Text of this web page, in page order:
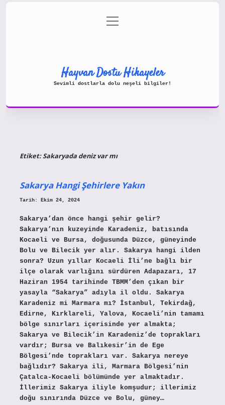
Gizlilik Politikası
menüyü
aç
Hayvan Dostu Hikayeler
Sevimli dostlarla dolu neşeli bilgiler!
Etiket:Sakaryada deniz var mı
Sakarya Hangi Şehirlere Yakın
Tarih: Ekim 24, 2024
Sakarya’dan önce hangi şehir gelir?
Sakarya’nın kuzeyinde Karadeniz, batısında
Kocaeli ve Bursa, doğusunda Düzce, güneyinde
Bolu ve Bilecik yer alır. Sakarya hangi ilden
sonra? Uzun yıllar Kocaeli İli’ne bağlı bir
ilçe olarak varlığını sürdüren Adapazarı, 17
Haziran 1954 tarihinde TBMM’den çıkan bir
yasayla “Sakarya” adıyla il oldu. Sakarya
Karadeniz mi Marmara mı? İstanbul, Tekirdağ,
Edirne, Kırklareli, Yalova, Kocaeli’nin tamamı
bölge sınırları içerisinde yer almakta;
Sakarya ve Bilecik’in Karadeniz’de toprakları
vardır; Bursa ve Balıkesir’in de Ege
Bölgesi’nde toprakları var. Sakarya nereye
bağlıdır? Sakarya ili, Marmara Bölgesi’nin
Çatalca-Kocaeli bölümünde yer almaktadır.
İllerimiz Sakarya iliyle komşudur; illerimiz
doğu sınırında Düzce ve Bolu, güney…